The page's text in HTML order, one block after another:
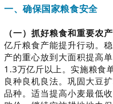
一、确保国家粮食安全
（一）抓好粮食和重要农
亿斤粮食产能提升行动。
产的重心放到大面积提高
1.3万亿斤以上。实施粮食
良种良机良法。巩固大豆
品种。适当提高小麦最低